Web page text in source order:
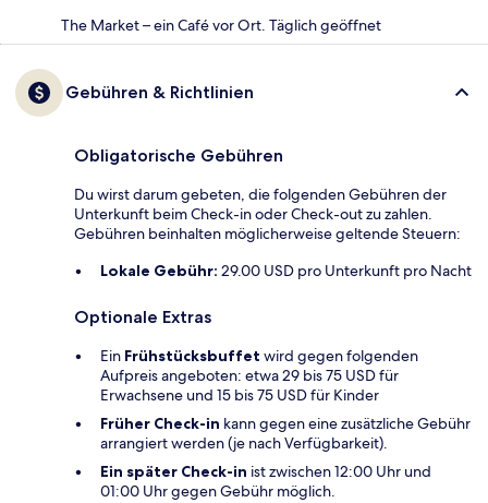
The Market – ein Café vor Ort. Täglich geöffnet
Gebühren & Richtlinien
Obligatorische Gebühren
Du wirst darum gebeten, die folgenden Gebühren der
Unterkunft beim Check-in oder Check-out zu zahlen.
Gebühren beinhalten möglicherweise geltende Steuern:
Lokale Gebühr: 29.00 USD pro Unterkunft pro Nacht
Optionale Extras
Ein Frühstücksbuffet wird gegen folgenden
Aufpreis angeboten: etwa 29 bis 75 USD für
Erwachsene und 15 bis 75 USD für Kinder
Früher Check-in kann gegen eine zusätzliche Gebühr
arrangiert werden (je nach Verfügbarkeit).
Ein später Check-in ist zwischen 12:00 Uhr und
01:00 Uhr gegen Gebühr möglich.